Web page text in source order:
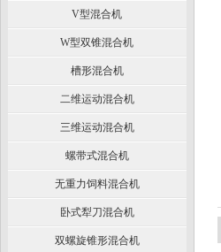
V型混合机
W型双锥混合机
槽形混合机
二维运动混合机
三维运动混合机
螺带式混合机
无重力饲料混合机
卧式犁刀混合机
双螺旋锥形混合机